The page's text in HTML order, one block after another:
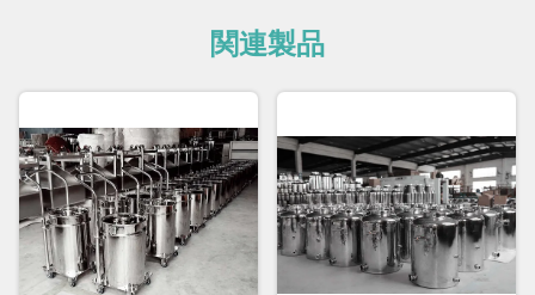
関連製品